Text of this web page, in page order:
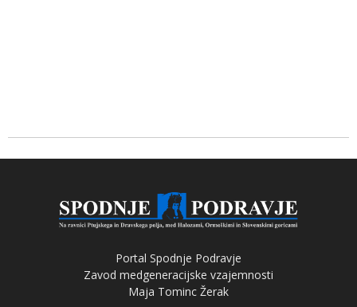
Portal Spodnje Podravje
Zavod medgeneracijske vzajemnosti
Maja Tominc Žerak